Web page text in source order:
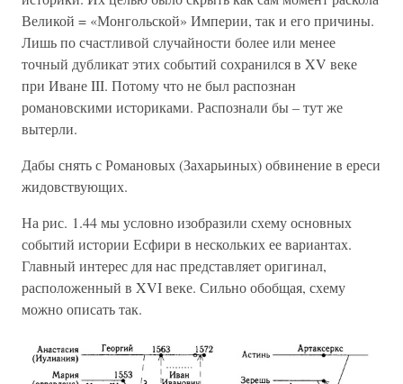
Великой = «Монгольской» Империи, так и его причины.
Лишь по счастливой случайности более или менее
точный дубликат этих событий сохранился в XV веке
при Иване III. Потому что не был распознан
романовскими историками. Распознали бы – тут же
вытерли.
Дабы снять с Романовых (Захарьиных) обвинение в ереси
жидовствующих.
На рис. 1.44 мы условно изобразили схему основных
событий истории Есфири в нескольких ее вариантах.
Главный интерес для нас представляет оригинал,
расположенный в XVI веке. Сильно обобщая, схему
можно описать так.